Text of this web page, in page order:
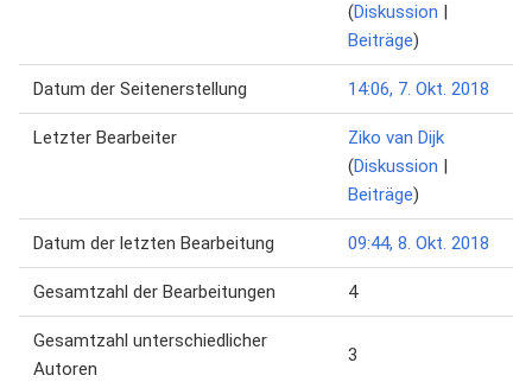
(Diskussion |
Beiträge)
Datum der Seitenerstellung 14:06, 7. Okt. 2018
Letzter Bearbeiter
Ziko van Dijk
(Diskussion |
Beiträge)
Datum der letzten Bearbeitung 09:44, 8. Okt. 2018
Gesamtzahl der Bearbeitungen 4
Gesamtzahl unterschiedlicher
Autoren
3